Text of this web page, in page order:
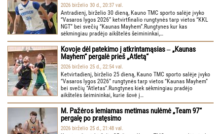
2026 birželio 30 d., 20:37 val.
Antradienį, birželio 30 dieną, Kauno TMC sporto salėje įvyko
“Vasaros lygos 2026” ketvirtfinalio rungtynės tarp vietos “KKL
NGT” bei svečių “Kaunas Mayhem”.Rungtynes kur kas
sėkmingiau pradėjo aikštelės šeimininkai,…
Kovoje dėl patekimo į atkrintamąsias ‒ „Kaunas
Mayhem“ pergalė prieš „Atletą“
2026 birželio 25 d., 22:54 val.
Ketvirtadienį, birželio 25 dieną, Kauno TMC sporto salėje įvyko
“Vasaros lygos 2026” rungtynės tarp vietos “Kaunas Mayhem”
bei svečių “Atletas”.Rungtynes kiek sėkmingiau pradėjo
aikštelės šeimininkai, kurie šovė į…
M. Pažėros lemiamas metimas nulėmė „Team 97“
pergalę po pratęsimo
2026 birželio 25 d., 21:48 val.